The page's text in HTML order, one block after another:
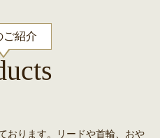
ご紹介
おります。リードや首輪、おや